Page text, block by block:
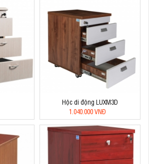
Hộc di động LUXM3D
1.040.000 VNĐ